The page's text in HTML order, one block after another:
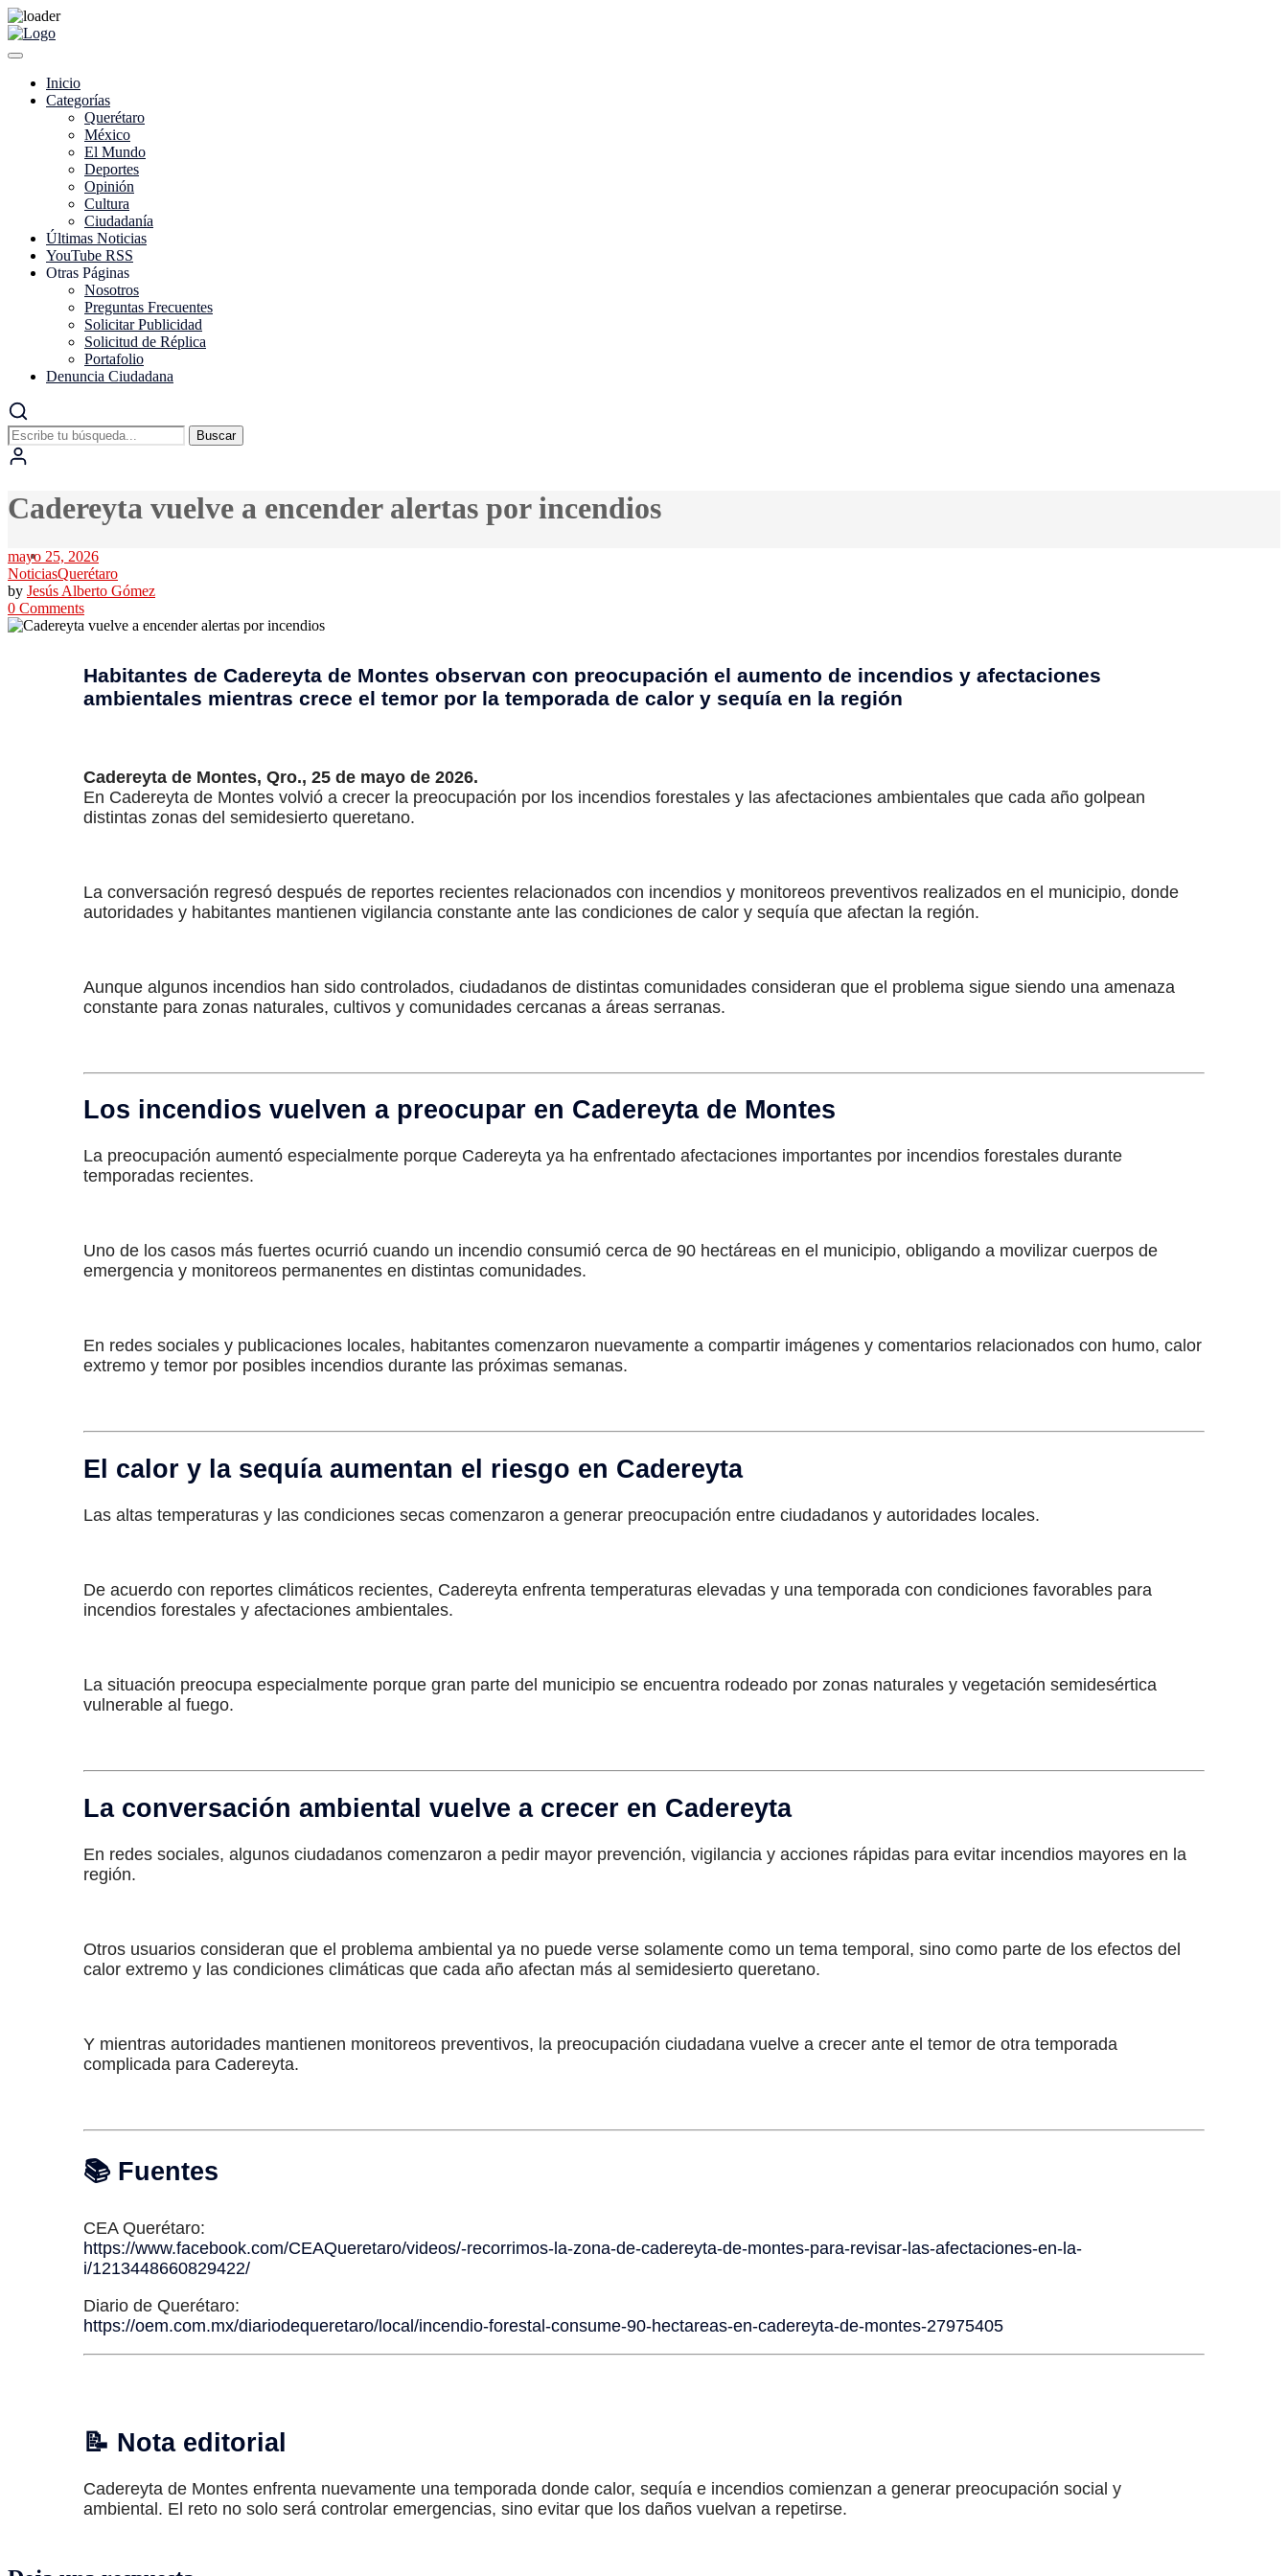
Inicio
Categorías
Querétaro
México
El Mundo
Deportes
Opinión
Cultura
Ciudadanía
Últimas Noticias
YouTube RSS
Otras Páginas
Nosotros
Preguntas Frecuentes
Solicitar Publicidad
Solicitud de Réplica
Portafolio
Denuncia Ciudadana
Buscar
Cadereyta vuelve a encender alertas por incendios
mayo 25, 2026
NoticiasQuerétaro
by Jesús Alberto Gómez
0 Comments
Habitantes de Cadereyta de Montes observan con preocupación el aumento de incendios y afectaciones
ambientales mientras crece el temor por la temporada de calor y sequía en la región
Cadereyta de Montes, Qro., 25 de mayo de 2026.
En Cadereyta de Montes volvió a crecer la preocupación por los incendios forestales y las afectaciones ambientales que cada año golpean
distintas zonas del semidesierto queretano.
La conversación regresó después de reportes recientes relacionados con incendios y monitoreos preventivos realizados en el municipio, donde
autoridades y habitantes mantienen vigilancia constante ante las condiciones de calor y sequía que afectan la región.
Aunque algunos incendios han sido controlados, ciudadanos de distintas comunidades consideran que el problema sigue siendo una amenaza
constante para zonas naturales, cultivos y comunidades cercanas a áreas serranas.
Los incendios vuelven a preocupar en Cadereyta de Montes
La preocupación aumentó especialmente porque Cadereyta ya ha enfrentado afectaciones importantes por incendios forestales durante
temporadas recientes.
Uno de los casos más fuertes ocurrió cuando un incendio consumió cerca de 90 hectáreas en el municipio, obligando a movilizar cuerpos de
emergencia y monitoreos permanentes en distintas comunidades.
En redes sociales y publicaciones locales, habitantes comenzaron nuevamente a compartir imágenes y comentarios relacionados con humo, calor
extremo y temor por posibles incendios durante las próximas semanas.
El calor y la sequía aumentan el riesgo en Cadereyta
Las altas temperaturas y las condiciones secas comenzaron a generar preocupación entre ciudadanos y autoridades locales.
De acuerdo con reportes climáticos recientes, Cadereyta enfrenta temperaturas elevadas y una temporada con condiciones favorables para
incendios forestales y afectaciones ambientales.
La situación preocupa especialmente porque gran parte del municipio se encuentra rodeado por zonas naturales y vegetación semidesértica
vulnerable al fuego.
La conversación ambiental vuelve a crecer en Cadereyta
En redes sociales, algunos ciudadanos comenzaron a pedir mayor prevención, vigilancia y acciones rápidas para evitar incendios mayores en la
región.
Otros usuarios consideran que el problema ambiental ya no puede verse solamente como un tema temporal, sino como parte de los efectos del
calor extremo y las condiciones climáticas que cada año afectan más al semidesierto queretano.
Y mientras autoridades mantienen monitoreos preventivos, la preocupación ciudadana vuelve a crecer ante el temor de otra temporada
complicada para Cadereyta.
📚 Fuentes
CEA Querétaro:
https://www.facebook.com/CEAQueretaro/videos/-recorrimos-la-zona-de-cadereyta-de-montes-para-revisar-las-afectaciones-en-la-
i/1213448660829422/
Diario de Querétaro:
https://oem.com.mx/diariodequeretaro/local/incendio-forestal-consume-90-hectareas-en-cadereyta-de-montes-27975405
📝 Nota editorial
Cadereyta de Montes enfrenta nuevamente una temporada donde calor, sequía e incendios comienzan a generar preocupación social y
ambiental. El reto no solo será controlar emergencias, sino evitar que los daños vuelvan a repetirse.